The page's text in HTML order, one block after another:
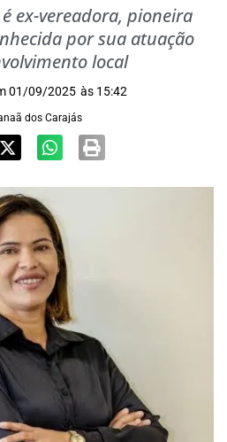
ex-vereadora, pioneira
por sua atuação
local
01/09/2025 às 15:42
dos Carajás